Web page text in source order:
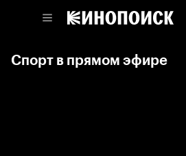
Спорт в прямом эфире